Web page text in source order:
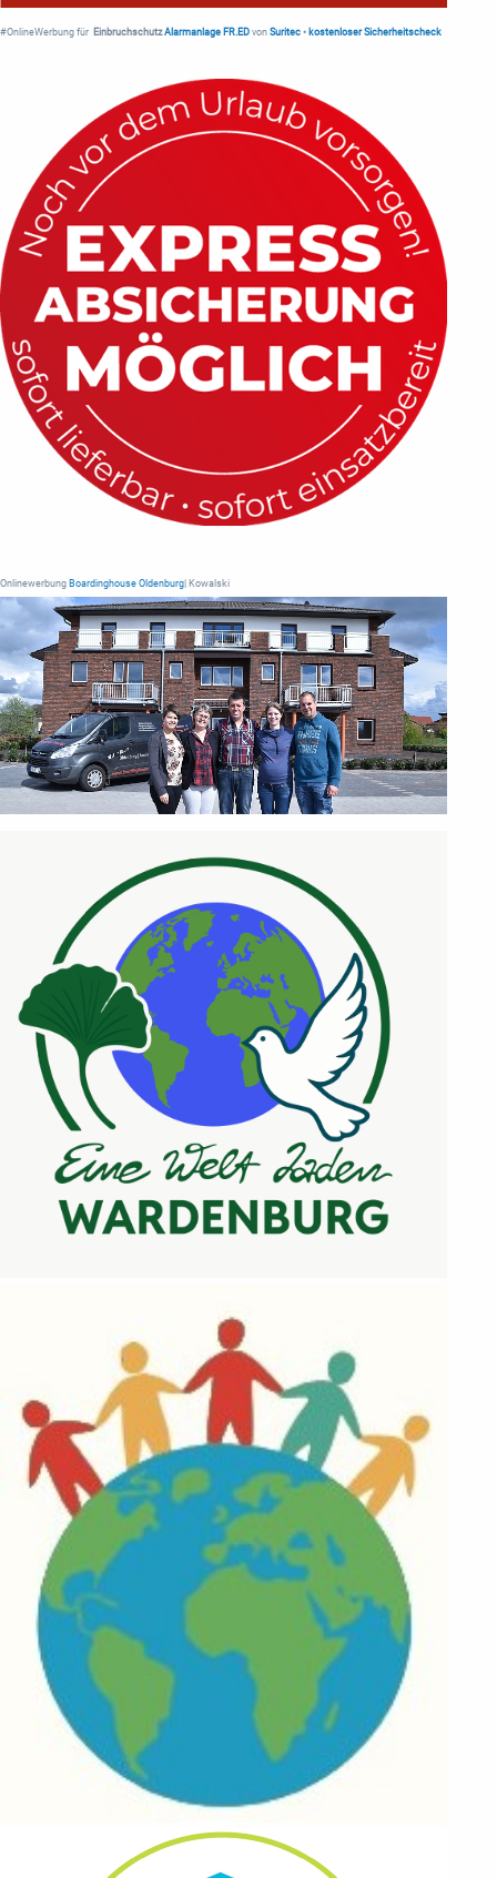
#OnlineWerbung für Einbruchschutz Alarmanlage FR.ED von Suritec • kostenloser Sicherheitscheck
Onlinewerbung Boardinghouse Oldenburg | Kowalski